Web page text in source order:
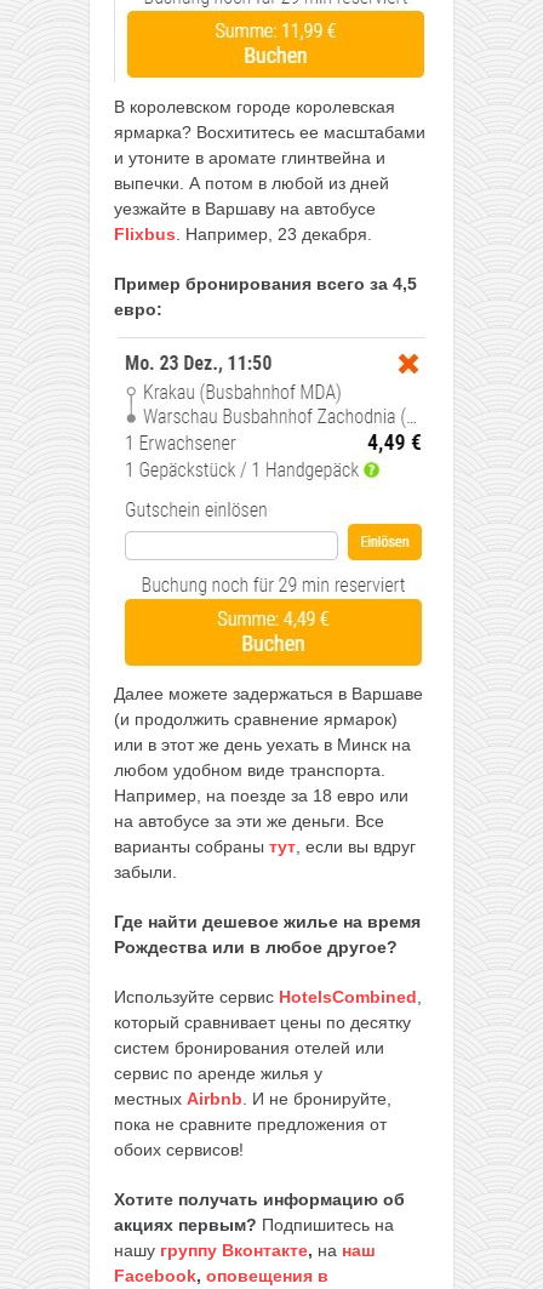
В королевском городе королевская
ярмарка? Восхититесь ее масштабами
и утоните в аромате глинтвейна и
выпечки. А потом в любой из дней
уезжайте в Варшаву на автобусе
Flixbus . Например, 23 декабря.
Пример бронирования всего за 4,5
евро:
Далее можете задержаться в Варшаве
(и продолжить сравнение ярмарок)
или в этот же день уехать в Минск на
любом удобном виде транспорта.
Например, на поезде за 18 евро или
на автобусе за эти же деньги. Все
варианты собраны тут , если вы вдруг
забыли.
Где найти дешевое жилье на время
Рождества или в любое другое?
Используйте сервис HotelsCombined
который сравнивает цены по десятку
систем бронирования отелей или
сервис по аренде жилья у
местных Airbnb . И не бронируйте,
пока не сравните предложения от
обоих сервисов!
Хотите получать информацию об
акциях первым? Подпишитесь на
нашу группу Вконтакте, на наш
Facebook, оповещения в